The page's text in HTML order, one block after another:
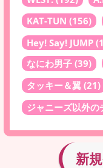
KAT-TUN (156)
Hey! Say! JUMP
なにわ男子 (39)
タッキー＆翼 (21)
ジャニーズ以外の
新